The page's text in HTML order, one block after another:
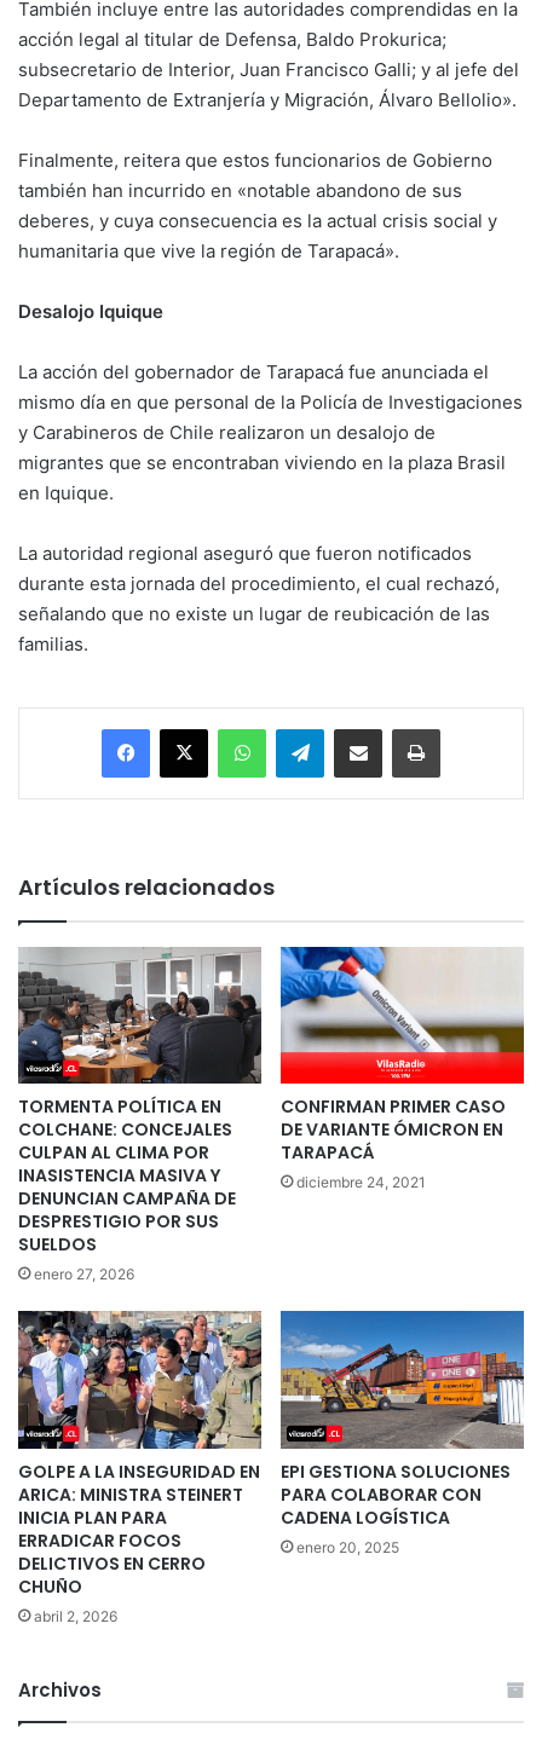
También incluye entre las autoridades comprendidas en la
acción legal al titular de Defensa, Baldo Prokurica;
subsecretario de Interior, Juan Francisco Galli; y al jefe del
Departamento de Extranjería y Migración, Álvaro Bellolio».
Finalmente, reitera que estos funcionarios de Gobierno
también han incurrido en «notable abandono de sus
deberes, y cuya consecuencia es la actual crisis social y
humanitaria que vive la región de Tarapacá».
Desalojo Iquique
La acción del gobernador de Tarapacá fue anunciada el
mismo día en que personal de la Policía de Investigaciones
y Carabineros de Chile realizaron un desalojo de
migrantes que se encontraban viviendo en la plaza Brasil
en Iquique.
La autoridad regional aseguró que fueron notificados
durante esta jornada del procedimiento, el cual rechazó,
señalando que no existe un lugar de reubicación de las
familias.
Facebook
X WhatsAppTelegramEnviar vía email Imprimir
Artículos relacionados
TORMENTA POLÍTICA EN
COLCHANE: CONCEJALES
CULPAN AL CLIMA POR
INASISTENCIA MASIVA Y
DENUNCIAN CAMPAÑA DE
DESPRESTIGIO POR SUS
SUELDOS
enero 27, 2026
CONFIRMAN PRIMER CASO
DE VARIANTE ÓMICRON EN
TARAPACÁ
diciembre 24, 2021
GOLPE A LA INSEGURIDAD EN
ARICA: MINISTRA STEINERT
INICIA PLAN PARA
ERRADICAR FOCOS
DELICTIVOS EN CERRO
CHUÑO
abril 2, 2026
EPI GESTIONA SOLUCIONES
PARA COLABORAR CON
CADENA LOGÍSTICA
enero 20, 2025
Archivos